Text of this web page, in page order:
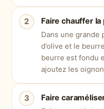
Faire chauffer la
Dans une grande
d’olive et le
beurre est fondu
ajoutez les
Faire